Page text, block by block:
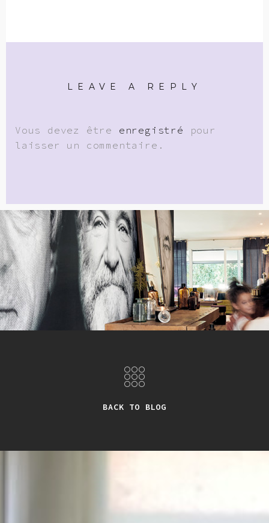
LEAVE A REPLY
Vous devez être enregistré pour
laisser un commentaire.
BACK TO BLOG